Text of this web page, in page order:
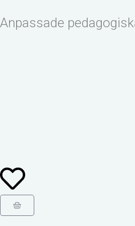
till
innehåll
Anpassade
Varukorg